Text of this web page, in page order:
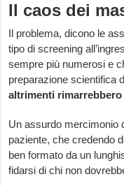
Il caos dei
Il problema, dicono le
tipo di screening
sempre più numerosi e
preparazione scientifica
altrimenti rimarrebbero
Un assurdo mercimonio
paziente, che credendo
ben formato da un
fidarsi di chi non